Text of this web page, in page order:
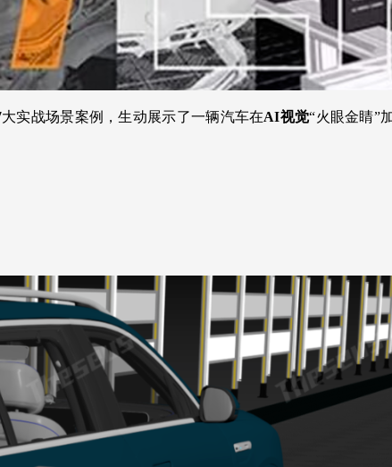
大实战场景案例，生动展示了一辆汽车在AI视觉“火眼金睛”